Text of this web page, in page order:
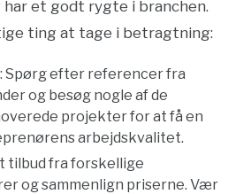
et godt rygte i branchen.
ting at tage i betragtning:
: Spørg efter referencer fra
og besøg nogle af de
projekter for at få en
arbejdskvalitet.
tilbud fra forskellige
og sammenlign priserne. Vær